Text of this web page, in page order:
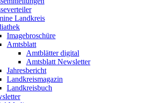
Landkreis
Imagebroschüre
Amtsblatt
Amtblätter digital
Amtsblatt Newsletter
Jahresbericht
Landkreismagazin
Landkreisbuch